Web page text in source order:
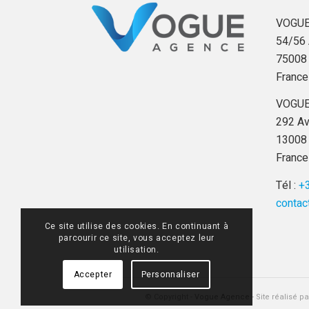
54/56
France
292
France
Tél :
- Site réalisé
Ce site utilise des cookies. En continuant à
parcourir ce site, vous acceptez leur
utilisation.
Accepter Personnaliser